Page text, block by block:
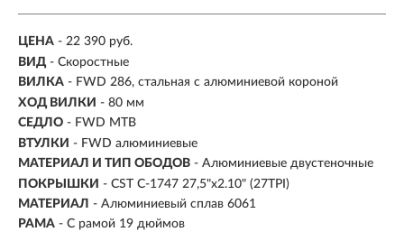
ЦЕНА - 22 390 руб.
ВИД - Скоростные
ВИЛКА - FWD 286, стальная с алюминиевой короной
ХОД ВИЛКИ - 80 мм
СЕДЛО - FWD MTB
ВТУЛКИ - FWD алюминиевые
МАТЕРИАЛ И ТИП ОБОДОВ - Алюминиевые двустеночные
ПОКРЫШКИ - CST C-1747 27,5"x2.10" (27TPI)
МАТЕРИАЛ - Алюминиевый сплав 6061
РАМА - С рамой 19 дюймов